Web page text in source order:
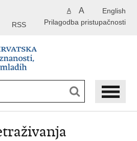
English
A A
Prilagodba pristupačnosti
RSS